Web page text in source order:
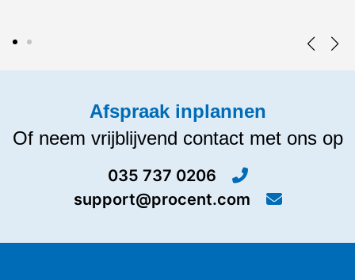
Afspraak inplannen
Of neem vrijblijvend contact met ons op
035 737 0206
support@procent.com